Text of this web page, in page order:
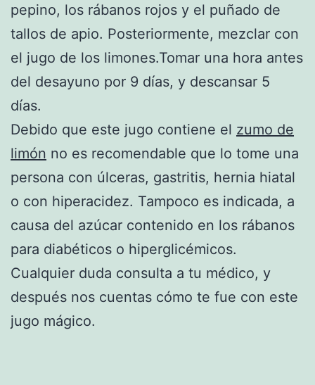
pepino, los rábanos rojos y el puñado de
tallos de apio. Posteriormente, mezclar con
el jugo de los limones.Tomar una hora antes
del desayuno por 9 días, y descansar 5
días.
Debido que este jugo contiene el zumo de
limón no es recomendable que lo tome una
persona con úlceras, gastritis, hernia hiatal
o con hiperacidez. Tampoco es indicada, a
causa del azúcar contenido en los rábanos
para diabéticos o hiperglicémicos.
Cualquier duda consulta a tu médico, y
después nos cuentas cómo te fue con este
jugo mágico.